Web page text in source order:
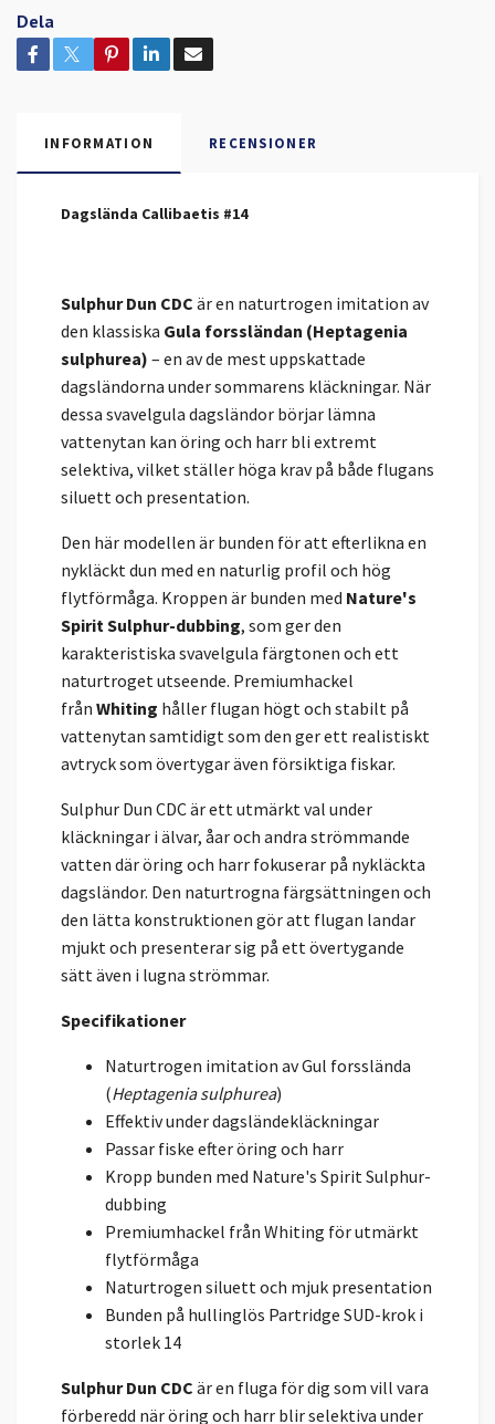
Dela
INFORMATION RECENSIONER
Dagslända Callibaetis #14
Sulphur Dun CDC är en naturtrogen imitation av
den klassiska Gula forssländan (Heptagenia
sulphurea) – en av de mest uppskattade
dagsländorna under sommarens kläckningar. När
dessa svavelgula dagsländor börjar lämna
vattenytan kan öring och harr bli extremt
selektiva, vilket ställer höga krav på både flugans
siluett och presentation.
Den här modellen är bunden för att efterlikna en
nykläckt dun med en naturlig profil och hög
flytförmåga. Kroppen är bunden med Nature's
Spirit Sulphur-dubbing, som ger den
karakteristiska svavelgula färgtonen och ett
naturtroget utseende. Premiumhackel
från Whiting håller flugan högt och stabilt på
vattenytan samtidigt som den ger ett realistiskt
avtryck som övertygar även försiktiga fiskar.
Sulphur Dun CDC är ett utmärkt val under
kläckningar i älvar, åar och andra strömmande
vatten där öring och harr fokuserar på nykläckta
dagsländor. Den naturtrogna färgsättningen och
den lätta konstruktionen gör att flugan landar
mjukt och presenterar sig på ett övertygande
sätt även i lugna strömmar.
Specifikationer
Naturtrogen imitation av Gul forsslända
(Heptagenia sulphurea)
Effektiv under dagsländekläckningar
Passar fiske efter öring och harr
Kropp bunden med Nature's Spirit Sulphur-
dubbing
Premiumhackel från Whiting för utmärkt
flytförmåga
Naturtrogen siluett och mjuk presentation
Bunden på hullinglös Partridge SUD-krok i
storlek 14
Sulphur Dun CDC är en fluga för dig som vill vara
förberedd när öring och harr blir selektiva under